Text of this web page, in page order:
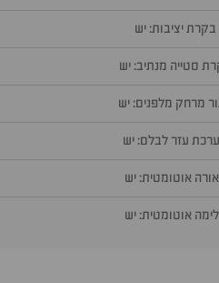
בקרת יציבות: יש
סטייה מנתיב: יש
מרחק מלפנים: יש
עזר לבלם: יש
אוטומטית: יש
אוטומטית: יש